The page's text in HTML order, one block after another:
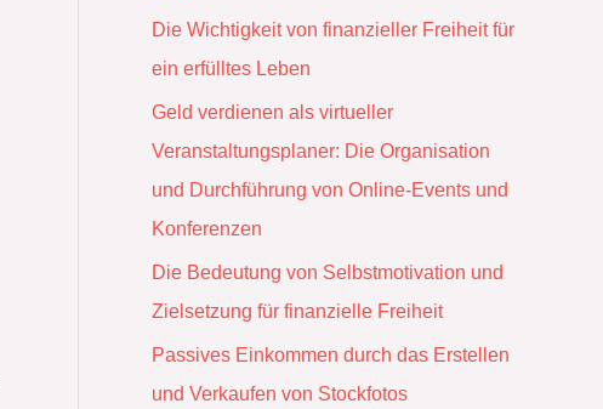
Die Wichtigkeit von finanzieller Freiheit für
ein erfülltes Leben
Geld verdienen als virtueller
Veranstaltungsplaner: Die Organisation
und Durchführung von Online-Events und
Konferenzen
Die Bedeutung von Selbstmotivation und
Zielsetzung für finanzielle Freiheit
Passives Einkommen durch das Erstellen
und Verkaufen von Stockfotos